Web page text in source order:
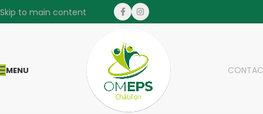
Skip to main content
MENU